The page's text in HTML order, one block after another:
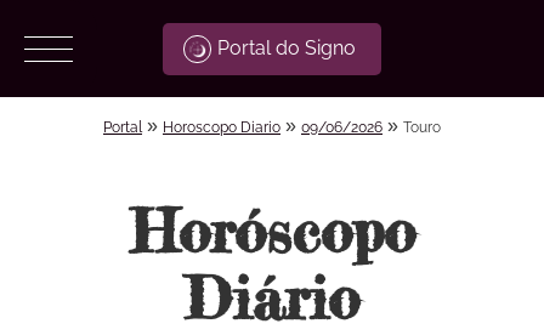
Portal do Signo
Portal » Horoscopo Diario » 09/06/2026 » Touro
Horóscopo
Diário